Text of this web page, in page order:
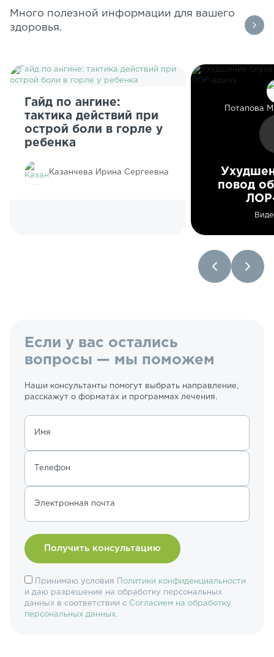
Много полезной информации для вашего
здоровья.
Гайд по ангине:
тактика действий при
острой боли в горле у
ребенка
Казанчева Ирина Сергеевна
Потапова
повод
Если у вас остались
вопросы — мы поможем
Наши консультанты помогут выбрать направление,
расскажут о форматах и программах лечения.
Имя
Телефон
Электронная почта
Принимаю условия
Политики конфиденциальности
и даю разрешение на обработку персональных
данных в соответствии с Согласием на обработку
персональных данных.